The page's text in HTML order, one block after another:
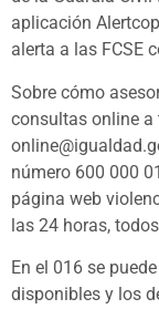
aplicación
alerta a las FCSE
Sobre cómo
consultas online a
número 600 000
página web
las 24 horas,
En el 016 se
disponibles y los